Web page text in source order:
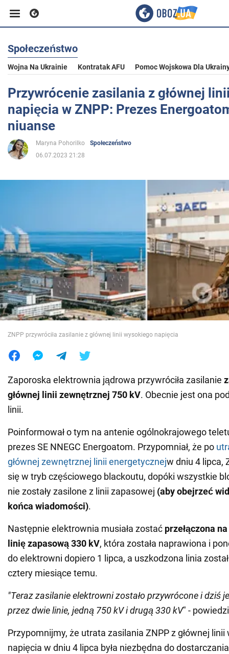
Biznes
Sport
Rozrywka
Życie
Wojna na Ukrainie
Świat
Jedzenie
Społeczeństwo
Wojna Na Ukrainie Kontratak AFU Pomoc Wojskowa Dla
Przywrócenie zasilania z głównej
napięcia w ZNPP: Prezes
niuanse
Maryna Pohorilko
Społeczeństwo
06.07.2023 21:28
ZNPP przywróciła zasilanie z głównej linii wysokiego napięcia
Zaporoska elektrownia jądrowa przywróciła zasilanie
głównej linii zewnętrznej 750 kV. Obecnie jest ona
linii.
Poinformował o tym na antenie ogólnokrajowego
prezes SE NNEGC Energoatom. Przypomniał, że po
głównej zewnętrznej linii energetycznejw dniu 4 lipca,
się w tryb częściowego blackoutu, dopóki wszystkie
nie zostały zasilone z linii zapasowej (aby obejrzeć
końca wiadomości).
Następnie elektrownia musiała zostać przełączona
linię zapasową 330 kV, która została naprawiona i
do elektrowni dopiero 1 lipca, a uszkodzona linia
cztery miesiące temu.
"Teraz zasilanie elektrowni zostało przywrócone i dziś
przez dwie linie, jedną 750 kV i drugą 330 kV" -
Przypomnijmy, że utrata zasilania ZNPP z głównej linii
napięcia w dniu 4 lipca była niezbędna do